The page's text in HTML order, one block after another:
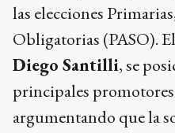
las elecciones
Obligatorias (PASO).
Diego Santilli, se
principales
argumentando que la